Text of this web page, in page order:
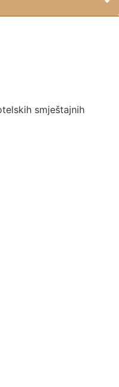
smještajnih